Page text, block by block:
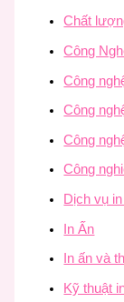
Chất
Công
Công
Công
Công
Công
Dịch vụ
In Ấn
In ấn và
Kỹ thuật